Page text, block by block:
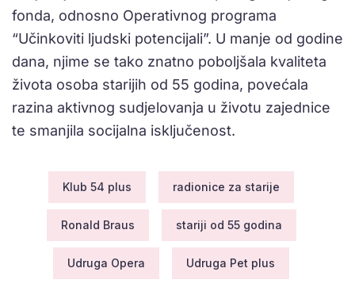
fonda, odnosno Operativnog programa
“Učinkoviti ljudski potencijali”. U manje od godine
dana, njime se tako znatno poboljšala kvaliteta
života osoba starijih od 55 godina, povećala
razina aktivnog sudjelovanja u životu zajednice
te smanjila socijalna isključenost.
Klub 54 plus radionice za starije
Ronald Braus stariji od 55 godina
Udruga Opera Udruga Pet plus